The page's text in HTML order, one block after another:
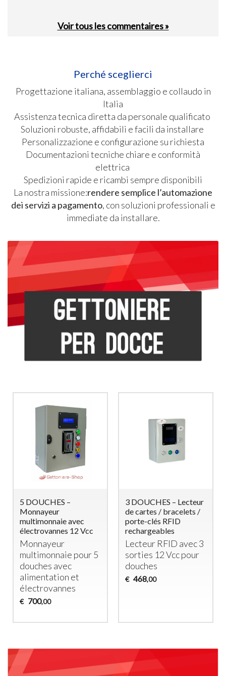
Voir tous les commentaires »
Perché sceglierci
Progettazione italiana, assemblaggio e collaudo in
Italia
Assistenza tecnica diretta da personale qualificato
Soluzioni robuste, affidabili e facili da installare
Personalizzazione e configurazione su richiesta
Documentazioni tecniche chiare e conformità
elettrica
Spedizioni rapide e ricambi sempre disponibili
La nostra missione:rendere semplice l’automazione
dei servizi a pagamento, con soluzioni professionali e
immediate da installare.
5 DOUCHES –
Monnayeur
multimonnaie avec
électrovannes 12 Vcc
Monnayeur
multimonnaie pour 5
douches avec
alimentation et
électrovannes
€ 700,00
3 DOUCHES – Lecteur
de cartes / bracelets /
porte-clés RFID
rechargeables
Lecteur RFID avec 3
sorties 12 Vcc pour
douches
€ 468,00